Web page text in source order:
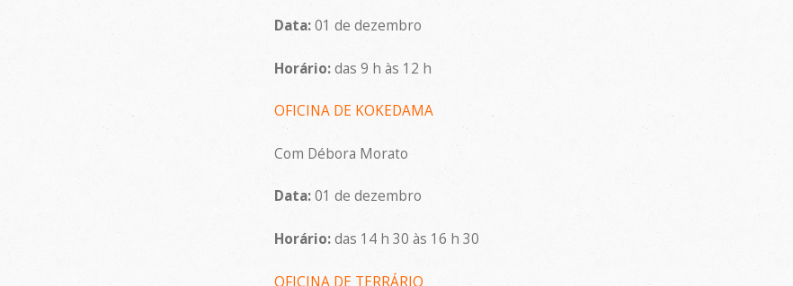
Data:01 de dezembro
Horário:das 9 h às 12 h
OFICINA DE KOKEDAMA
Com Débora Morato
Data:01 de dezembro
Horário:das 14 h 30 às 16 h 30
OFICINA DE TERRÁRIO